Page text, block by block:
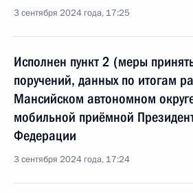
3 сентября 2024 года, 17:25
Исполнен пункт 2 (меры
поручений, данных по итогам
Мансийском автономном
мобильной приёмной
Федерации
3 сентября 2024 года, 17:24